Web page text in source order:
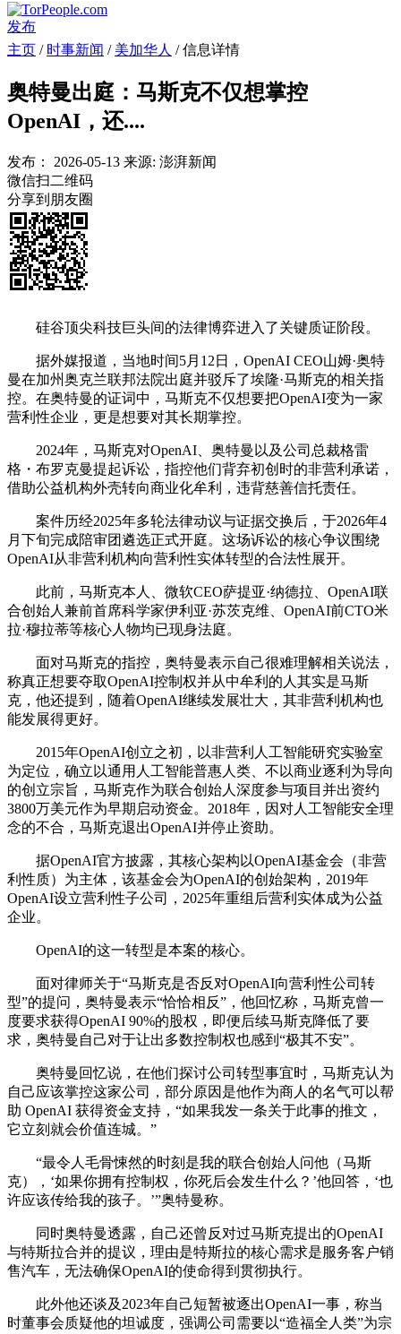
发布
主页 / 时事新闻 / 美加华人 / 信息详情
奥特曼出庭：马斯克不仅想掌控
OpenAI，还....
发布： 2026-05-13 来源: 澎湃新闻
微信扫二维码
分享到朋友圈
硅谷顶尖科技巨头间的法律博弈进入了关键质证阶段。
据外媒报道，当地时间5月12日，OpenAI CEO山姆·奥特
曼在加州奥克兰联邦法院出庭并驳斥了埃隆·马斯克的相关指
控。在奥特曼的证词中，马斯克不仅想要把OpenAI变为一家
营利性企业，更是想要对其长期掌控。
2024年，马斯克对OpenAI、奥特曼以及公司总裁格雷
格・布罗克曼提起诉讼，指控他们背弃初创时的非营利承诺，
借助公益机构外壳转向商业化牟利，违背慈善信托责任。
案件历经2025年多轮法律动议与证据交换后，于2026年4
月下旬完成陪审团遴选正式开庭。这场诉讼的核心争议围绕
OpenAI从非营利机构向营利性实体转型的合法性展开。
此前，马斯克本人、微软CEO萨提亚·纳德拉、OpenAI联
合创始人兼前首席科学家伊利亚·苏茨克维、OpenAI前CTO米
拉·穆拉蒂等核心人物均已现身法庭。
面对马斯克的指控，奥特曼表示自己很难理解相关说法，
称真正想要夺取OpenAI控制权并从中牟利的人其实是马斯
克，他还提到，随着OpenAI继续发展壮大，其非营利机构也
能发展得更好。
2015年OpenAI创立之初，以非营利人工智能研究实验室
为定位，确立以通用人工智能普惠人类、不以商业逐利为导向
的创立宗旨，马斯克作为联合创始人深度参与项目并出资约
3800万美元作为早期启动资金。2018年，因对人工智能安全理
念的不合，马斯克退出OpenAI并停止资助。
据OpenAI官方披露，其核心架构以OpenAI基金会（非营
利性质）为主体，该基金会为OpenAI的创始架构，2019年
OpenAI设立营利性子公司，2025年重组后营利实体成为公益
企业。
OpenAI的这一转型是本案的核心。
面对律师关于“马斯克是否反对OpenAI向营利性公司转
型”的提问，奥特曼表示“恰恰相反”，他回忆称，马斯克曾一
度要求获得OpenAI 90%的股权，即便后续马斯克降低了要
求，奥特曼自己对于让出多数控制权也感到“极其不安”。
奥特曼回忆说，在他们探讨公司转型事宜时，马斯克认为
自己应该掌控这家公司，部分原因是他作为商人的名气可以帮
助 OpenAI 获得资金支持，“如果我发一条关于此事的推文，
它立刻就会价值连城。”
“最令人毛骨悚然的时刻是我的联合创始人问他（马斯
克），‘如果你拥有控制权，你死后会发生什么？’他回答，‘也
许应该传给我的孩子。’”奥特曼称。
同时奥特曼透露，自己还曾反对过马斯克提出的OpenAI
与特斯拉合并的提议，理由是特斯拉的核心需求是服务客户销
售汽车，无法确保OpenAI的使命得到贯彻执行。
此外他还谈及2023年自己短暂被逐出OpenAI一事，称当
时董事会质疑他的坦诚度，强调公司需要以“造福全人类”为宗